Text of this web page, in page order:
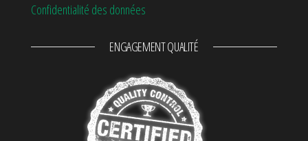
Confidentialité des données
ENGAGEMENT QUALITÉ